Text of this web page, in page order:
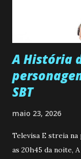
A História
SBT
maio 23, 2026
Televisa E streia
as 20h45 da noite,